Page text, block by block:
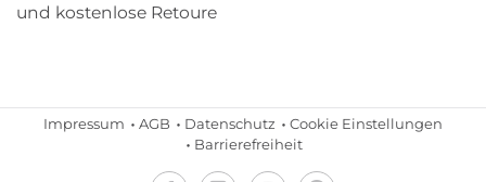
und kostenlose Retoure
Impressum AGB Datenschutz
Cookie Einstellungen
Barrierefreiheit